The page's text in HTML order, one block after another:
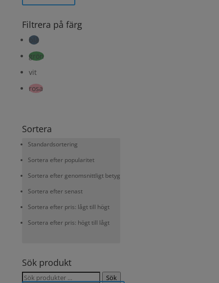
Filtrera på färg
blå
grön
vit
rosa
Sortera
Standardsortering
Sortera efter popularitet
Sortera efter genomsnittligt betyg
Sortera efter senast
Sortera efter pris: lågt till högt
Sortera efter pris: högt till lågt
Sök produkt
Sök
Sök